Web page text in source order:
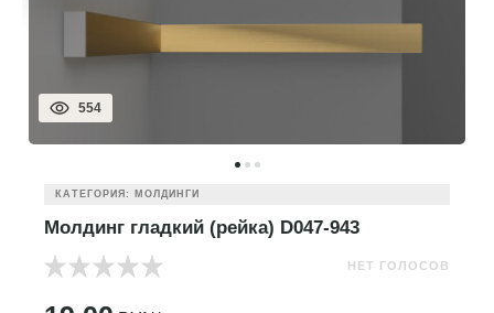
554
КАТЕГОРИЯ: МОЛДИНГИ
Молдинг гладкий (рейка) D047-943
НЕТ ГОЛОСОВ